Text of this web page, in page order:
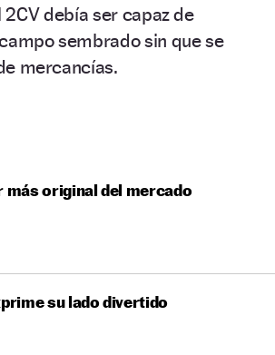
debía ser capaz de
sembrado sin que se
mercancías.
más original del mercado
su lado divertido